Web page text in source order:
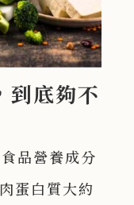
到底夠不
品營養成分
蛋白質大約